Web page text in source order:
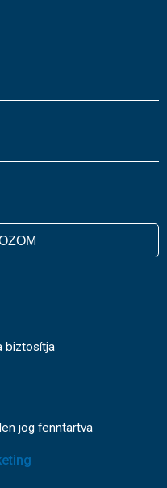
biztosítja
jog fenntartva